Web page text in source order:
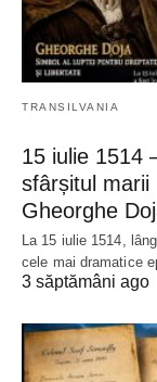
TRANSILVANIA
15 iulie 1514
sfârșitul marii
Gheorghe
La 15 iulie 1514,
cele mai dramatice
3 săptămâni ago